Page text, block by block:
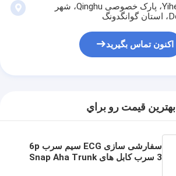
شماره 1، خیابان Yiheng، پارک خصوصی Qinghu، شهر
اکنون تماس بگیرید
بهترين قيمت رو براي
سفارشی سازی ECG سیم سرب 6p
3 سرب کابل های Snap Aha Trunk